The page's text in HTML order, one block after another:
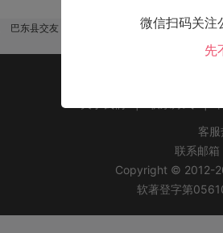
巴东县交友 咸丰县交友 来凤县
客
联系邮
Copyright © 2012-
软著登字第
微信扫码关注
先